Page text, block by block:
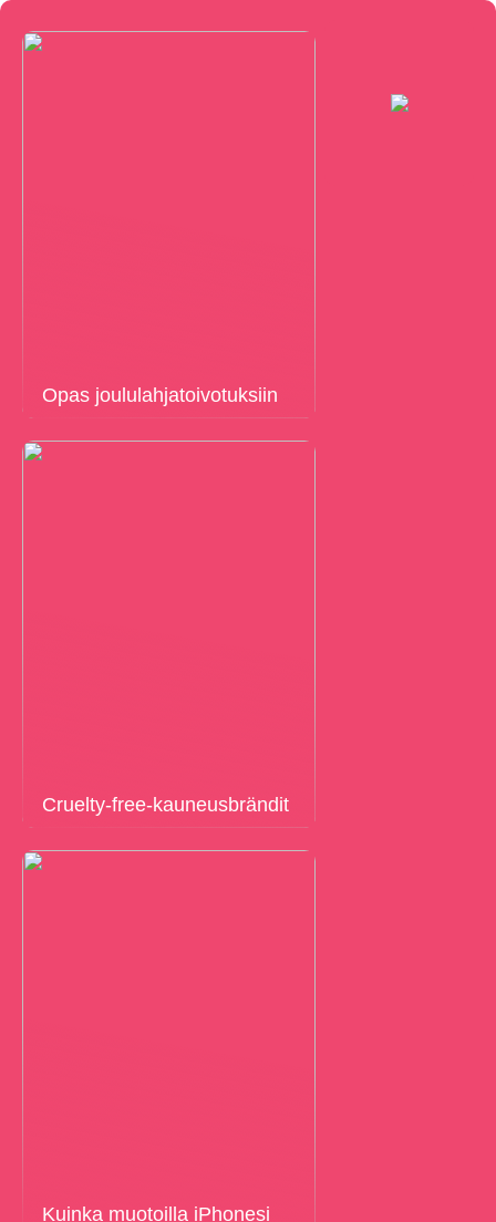
Opas joululahjatoivotuksiin
Cruelty-free-kauneusbrändit
Kuinka muotoilla iPhonesi